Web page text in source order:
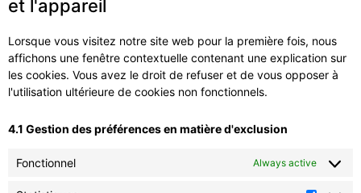
et l'appareil
Lorsque vous visitez notre site web pour la première fois, nous
affichons une fenêtre contextuelle contenant une explication sur
les cookies. Vous avez le droit de refuser et de vous opposer à
l'utilisation ultérieure de cookies non fonctionnels.
4.1 Gestion des préférences en matière d'exclusion
Fonctionnel Always active